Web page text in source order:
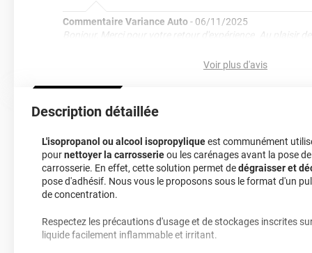
Commentaire Variance Auto- 06/11/2025
Bonjour, Merci pour votre retour d'expérience. Au plaisir
Top
Commentaire Variance Auto
projet. L’équipe Variance Auto
*****
Il y a 323 jours
Très produit dégraissant.
Bonjour Jean-Louis, Merci pour votre retour. Nous serons
vous sur un futur projet. L’équipe Variance Auto
Voir plus d'avis
Description détaillée
L'isopropanol ou alcool isopropyliqueest communément
pournettoyer la carrosserieou les carénages avant la pose
carrosserie. En effet, cette solution permet dedégraisser et
pose d'adhésif. Nous vous le proposons sous le format d'un
de concentration.
Respectez les précautions d'usage et de stockages inscrites
liquide facilement inflammable et irritant.